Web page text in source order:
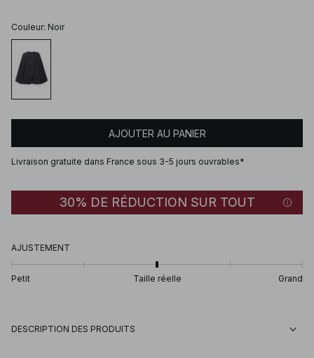
Couleur: Noir
AJOUTER AU PANIER
Livraison gratuite dans France sous 3-5 jours ouvrables*
30% DE RÉDUCTION SUR TOUT
AJUSTEMENT
Petit Taille réelle Grand
DESCRIPTION DES PRODUITS